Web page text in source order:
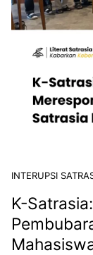
INTERUPSI
K-